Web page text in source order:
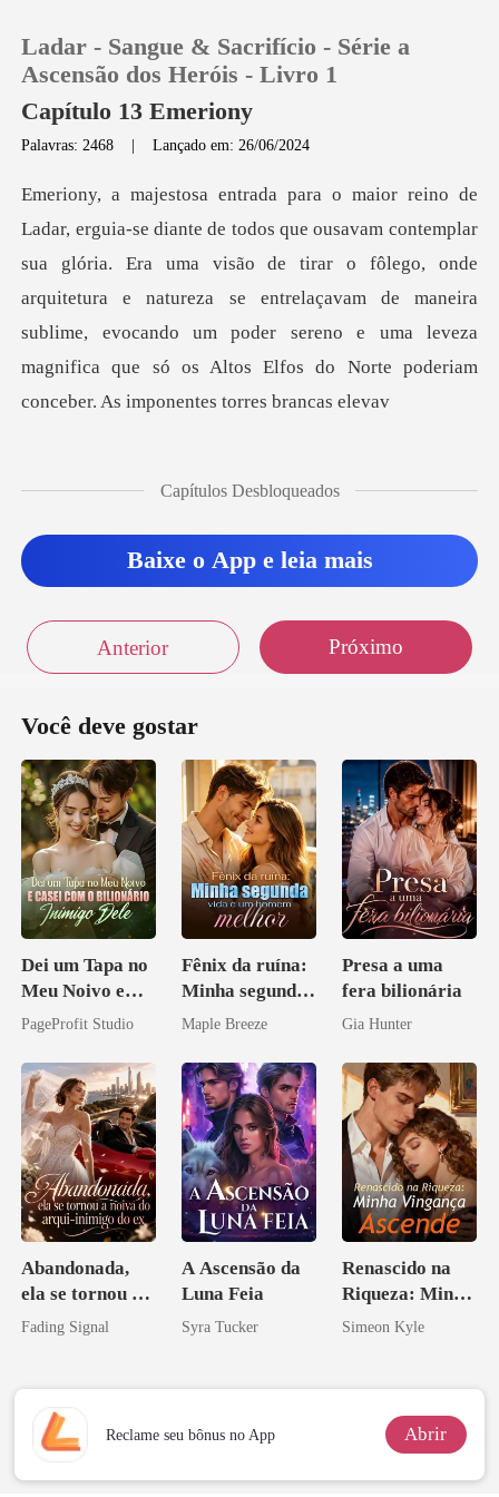
Loja
Histórico
Sair
Ladar - Sangue & Sacrifício - Série a
Ascensão dos Heróis - Livro 1
Capítulo 13 Emeriony
Palavras: 2468 |Lançado em: 26/06/2024
ia. Era uma visão de tirar o fôlego, onde
arquitetura e natureza se entrelaçavam de maneira
sublime, evocando um pod
Capítulos Desbloqueados
Baixe o App e leia mais
Anterior Próximo
Você deve gostar
Dei um Tapa no
Meu Noivo e
Casei com o
Inimigo Dele
PageProfit Studio
Fênix da ruína:
Minha segunda
vida e um
Maple Breeze
Presa a uma
fera bilionária
Gia Hunter
Abandonada,
ela se tornou a
noiva do arqui-
Fading Signal
A Ascensão da
Luna Feia
Syra Tucker
Renascido na
Riqueza: Minha
Vingança
Simeon Kyle
Reclame seu bônus no App Abrir